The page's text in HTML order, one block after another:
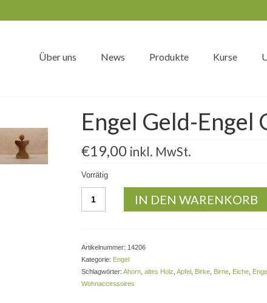
Über uns News Produkte Kurse
Engel Geld-Engel
€19,00 inkl. MwSt.
Vorrätig
Geld-
IN DEN WARENKORB
Artikelnummer: 14206
Kategorie: Engel
Schlagwörter: Ahorn, altes Holz Apfel, Birke, Birne, Eiche,
Wohnaccessoires